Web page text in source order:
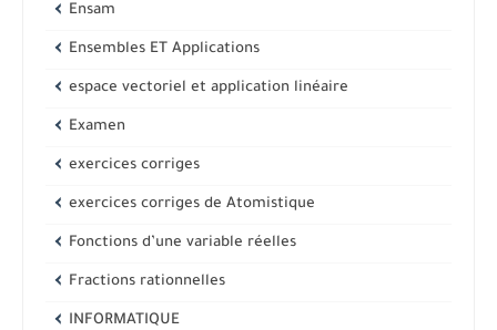
Ensam
Ensembles ET Applications
espace vectoriel et application linéaire
Examen
exercices corriges
exercices corriges de Atomistique
Fonctions d’une variable réelles
Fractions rationnelles
INFORMATIQUE